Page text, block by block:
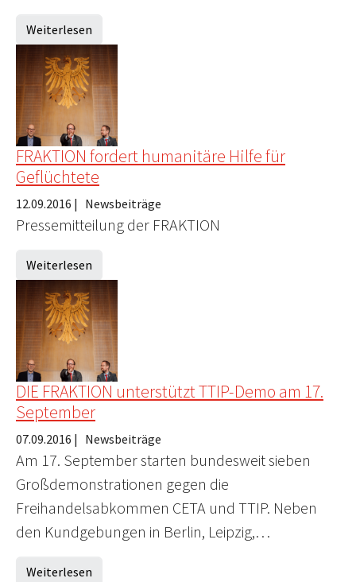
Weiterlesen
FRAKTION fordert humanitäre Hilfe für
Geflüchtete
12.09.2016 | Newsbeiträge
Pressemitteilung der FRAKTION
Weiterlesen
DIE FRAKTION unterstützt TTIP-Demo am 17.
September
07.09.2016 | Newsbeiträge
Am 17. September starten bundesweit sieben
Großdemonstrationen gegen die
Freihandelsabkommen CETA und TTIP. Neben
den Kundgebungen in Berlin, Leipzig,…
Weiterlesen